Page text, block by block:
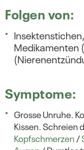
Folgen von:
Medikamenten
Symptome:
Grosse Unruhe.
Kissen. Schreien
Kopfschmerzen/